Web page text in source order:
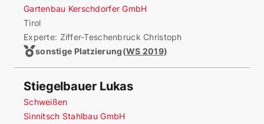
Gartenbau Kerschdorfer GmbH
Tirol
Experte: Ziffer-Teschenbruck Christoph
sonstige Platzierung(WS 2019)
Stiegelbauer Lukas
Schweißen
Sinnitsch Stahlbau GmbH